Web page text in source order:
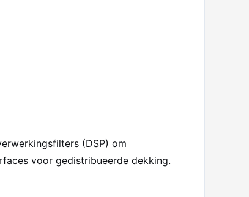
(DSP) om
voor gedistribueerde dekking.